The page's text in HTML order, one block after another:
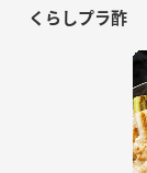
くらしプラ酢